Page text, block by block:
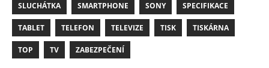
SLUCHÁTKA SMARTPHONE SONY SPECIFIKACE
TABLET TELEFON TELEVIZE TISK TISKÁRNA
TOP TV ZABEZPEČENÍ